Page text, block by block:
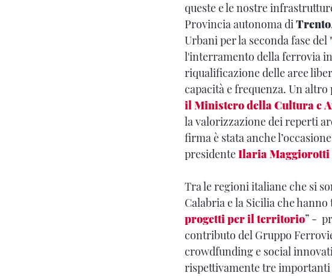
queste e le nostre
Provincia autonoma diTrento
Urbani per la seconda fase del "
l'interramento della ferrovia
riqualificazione delle aree
capacità e frequenza. Un
il Ministero della Cultura e
la valorizzazione dei reperti
firma è stata anche
presidenteIlaria Maggiorotti
Tra le regioni italiane che si
Calabria e la Sicilia che
progetti per il territorio” -
contributo del Gruppo
crowdfunding e social
rispettivamente tre